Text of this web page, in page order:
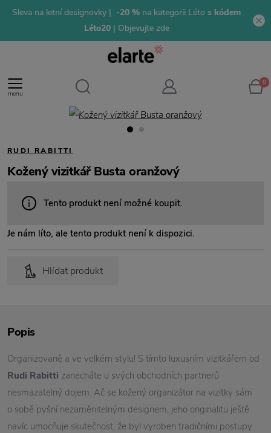
Sleva na letní designovky | -20 % na kategorii Léto s kódem
Léto20 | Objevujte zde
menu
0
RUDI RABITTI
Kožený vizitkář Busta oranžový
Tento produkt není možné koupit.
Je nám líto, ale tento produkt není k dispozici.
Hlídat produkt
Popis
Organizovaně a ve velkém stylu! S tímto luxusním vizitkářem od
Rudi Rabitti zanecháte u svých obchodních partnerů
nesmazatelný dojem. Ač se kožený organizátor na vizitky sám
o sobě pyšní nezaměnitelným designem, jeho originalitu ještě
navíc umocňuje skutečnost, že byl vyroben tradičními postupy